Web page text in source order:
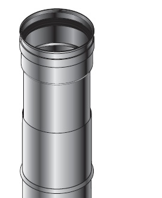
Oplossingen
Downloads
Academy
Contact